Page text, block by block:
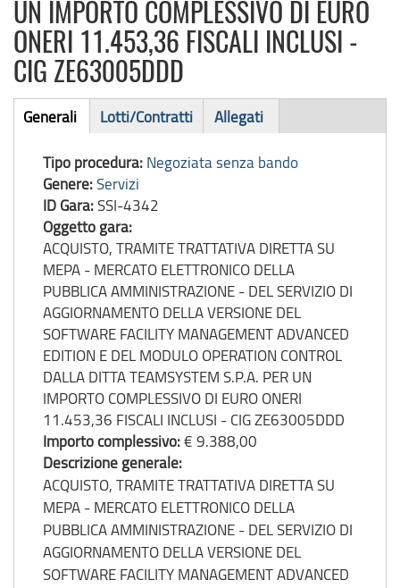
UN IMPORTO COMPLESSIVO DI EURO
ONERI 11.453,36 FISCALI INCLUSI -
CIG ZE63005DDD
Bando
gara
Generali
attiva)
Lotti/Contratti Allegati
Tipo procedura: Negoziata senza bando
Genere:Servizi
ID Gara:SSI-4342
Oggetto gara:
ACQUISTO, TRAMITE TRATTATIVA DIRETTA SU
MEPA - MERCATO ELETTRONICO DELLA
PUBBLICA AMMINISTRAZIONE - DEL SERVIZIO DI
AGGIORNAMENTO DELLA VERSIONE DEL
SOFTWARE FACILITY MANAGEMENT ADVANCED
EDITION E DEL MODULO OPERATION CONTROL
DALLA DITTA TEAMSYSTEM S.P.A. PER UN
IMPORTO COMPLESSIVO DI EURO ONERI
11.453,36 FISCALI INCLUSI - CIG ZE63005DDD
Importo complessivo:€ 9.388,00
Descrizione generale:
ACQUISTO, TRAMITE TRATTATIVA DIRETTA SU
MEPA - MERCATO ELETTRONICO DELLA
PUBBLICA AMMINISTRAZIONE - DEL SERVIZIO DI
AGGIORNAMENTO DELLA VERSIONE DEL
SOFTWARE FACILITY MANAGEMENT ADVANCED